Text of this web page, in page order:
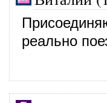
реально